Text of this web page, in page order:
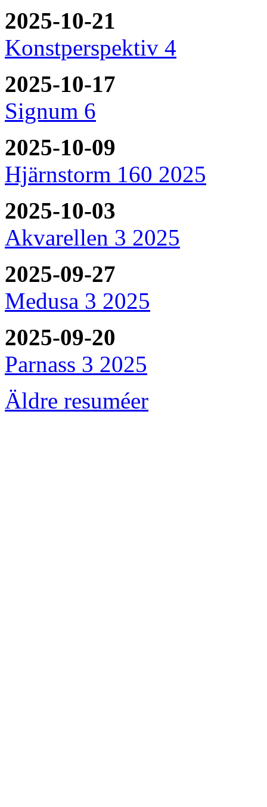
2025-10-21
Konstperspektiv 4
2025-10-17
Signum 6
2025-10-09
Hjärnstorm 160 2025
2025-10-03
Akvarellen 3 2025
2025-09-27
Medusa 3 2025
2025-09-20
Parnass 3 2025
Äldre resuméer